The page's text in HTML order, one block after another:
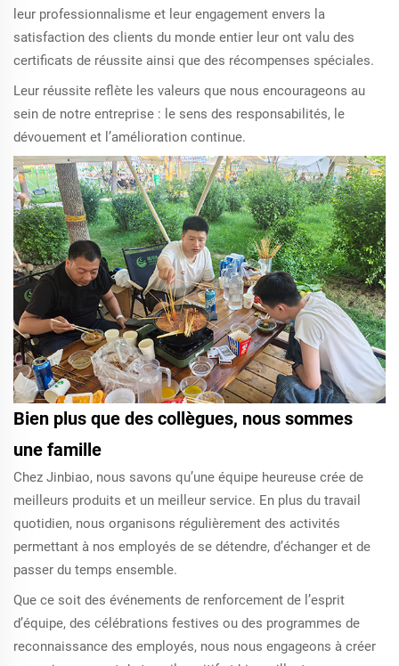
leur professionnalisme et leur engagement envers la
satisfaction des clients du monde entier leur ont valu des
certificats de réussite ainsi que des récompenses spéciales.
Leur réussite reflète les valeurs que nous encourageons au
sein de notre entreprise : le sens des responsabilités, le
dévouement et l’amélioration continue.
Bien plus que des collègues, nous sommes
une famille
Chez Jinbiao, nous savons qu’une équipe heureuse crée de
meilleurs produits et un meilleur service. En plus du travail
quotidien, nous organisons régulièrement des activités
permettant à nos employés de se détendre, d’échanger et de
passer du temps ensemble.
Que ce soit des événements de renforcement de l’esprit
d’équipe, des célébrations festives ou des programmes de
reconnaissance des employés, nous nous engageons à créer